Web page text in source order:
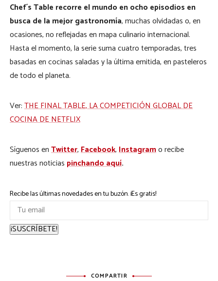
Chef´s Table recorre el mundo en ocho episodios en
busca de la mejor gastronomía, muchas olvidadas o, en
ocasiones, no reflejadas en mapa culinario internacional.
Hasta el momento, la serie suma cuatro temporadas, tres
basadas en cocinas saladas y la última emitida, en pasteleros
de todo el planeta.
Ver:THE FINAL TABLE, LA COMPETICIÓN GLOBAL DE
COCINA DE NETFLIX
Síguenos enTwitter,Facebook,Instagramo recibe
nuestras noticias pinchando aquí.
Recibe las últimas novedades en tu buzón. ¡Es gratis!
¡SUSCRÍBETE!
COMPARTIR